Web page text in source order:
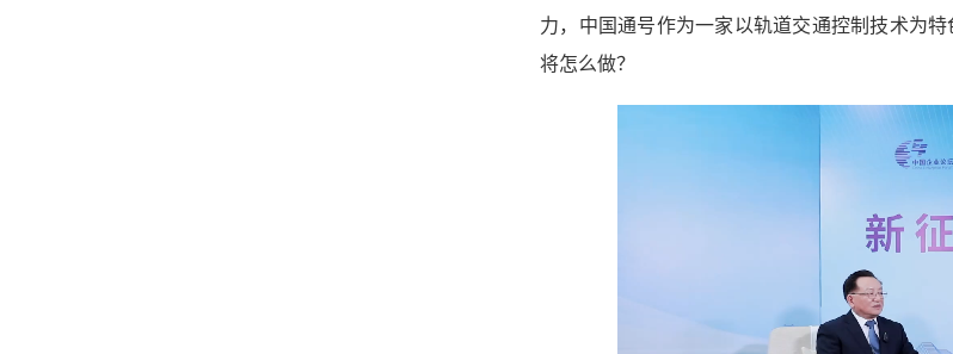
力，中国通号作为一家以轨道交通控制技术为
将怎么做？